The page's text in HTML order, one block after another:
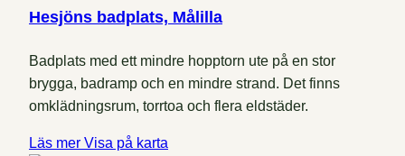
Hesjöns badplats, Målilla
Badplats med ett mindre hopptorn ute på en stor
brygga, badramp och en mindre strand. Det finns
omklädningsrum, torrtoa och flera eldstäder.
Läs mer Visa på karta